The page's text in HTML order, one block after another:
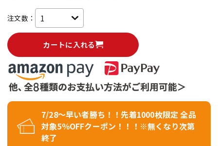
注文数：
カートに入れる
7/28～早い者勝ち！！先着1000枚限定 全品
対象5％OFFクーポン！！！※無くなり次第
終了